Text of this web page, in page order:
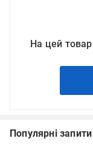
На цей
Популярні запити